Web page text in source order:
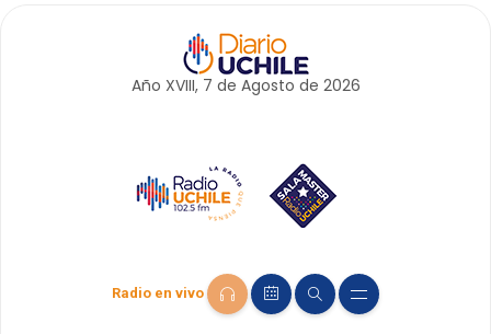
Año XVIII, 7 de Agosto de 2026
Radio en vivo